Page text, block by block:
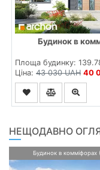
Будинок в
Площа будинку:
Ціна: 43 030 UAH 40
НЕЩОДАВНО
Будинок в комміфорах